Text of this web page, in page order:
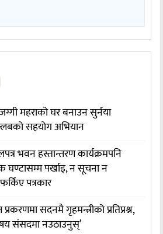
जग्गी महराको घर बनाउन सुर्नया
सहयोग अभियान
भवन हस्तान्तरण कार्यक्रमपनि
घण्टासम्म पर्खाइ, न सूचना न
पत्रकार
प्रकरणमा सदनमै गृहमन्त्रीको प्रतिप्रश्न,
संसदमा नउठाउनुस्’